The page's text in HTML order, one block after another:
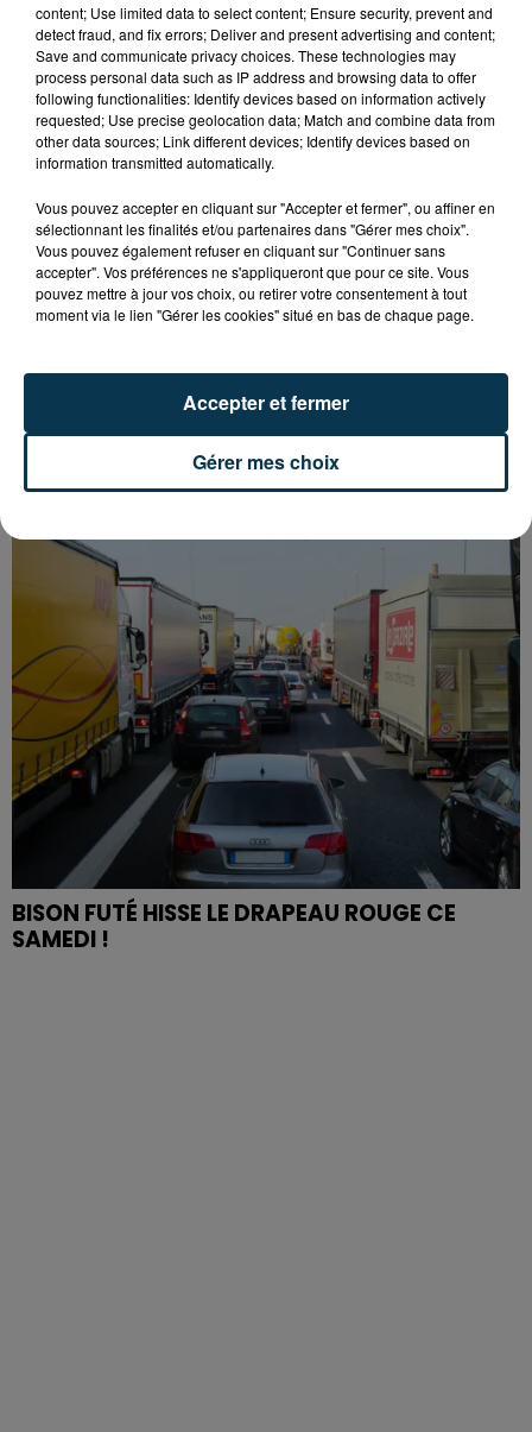
ARRÊTÉ POUR LES ACTIVITÉS DE...
L’ASSE RÉDUIT FACE À SOCHAUX, UNE
PREMIÈRE VICTOIRE POUR NOS VERTS ?
BISON FUTÉ HISSE LE DRAPEAU ROUGE CE
SAMEDI !
content; Use limited data to select content; Ensure security, prevent and
detect fraud, and fix errors; Deliver and present advertising and content;
Save and communicate privacy choices. These technologies may
process personal data such as IP address and browsing data to offer
following functionalities: Identify devices based on information actively
requested; Use precise geolocation data; Match and combine data from
other data sources; Link different devices; Identify devices based on
information transmitted automatically.
Vous pouvez accepter en cliquant sur "Accepter et fermer", ou affiner en
sélectionnant les finalités et/ou partenaires dans "Gérer mes choix".
Vous pouvez également refuser en cliquant sur "Continuer sans
accepter". Vos préférences ne s'appliqueront que pour ce site. Vous
pouvez mettre à jour vos choix, ou retirer votre consentement à tout
moment via le lien "Gérer les cookies" situé en bas de chaque page.
Gérer mes choix
Accepter et fermer